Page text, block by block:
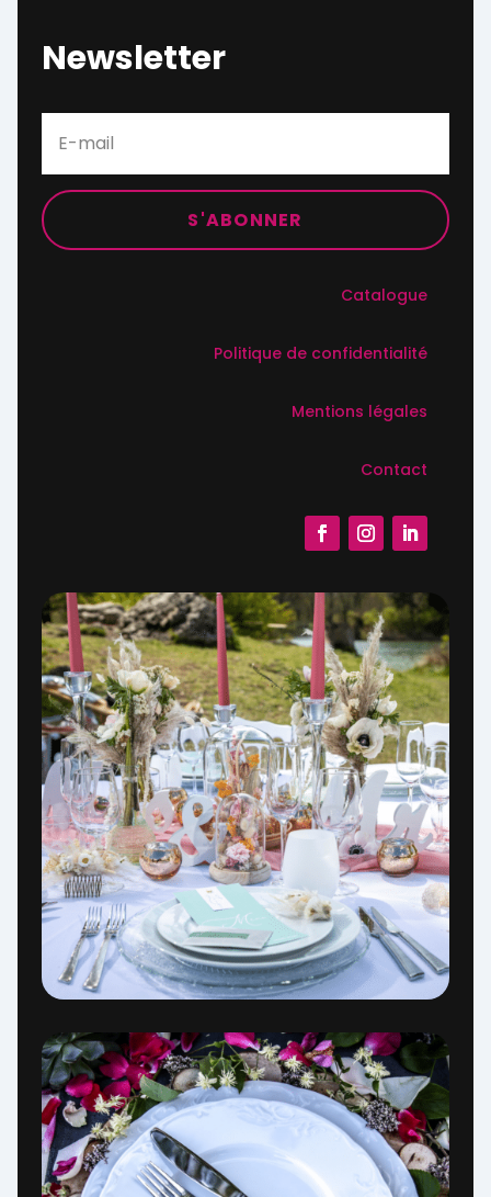
Newsletter
S'ABONNER
Catalogue
Politique de confidentialité
Mentions légales
Contact
Assistant Service Complet
Répond en quelques secondes